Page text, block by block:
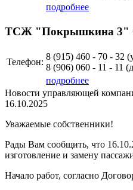
подробнее
ТСЖ "Покрышкина 3"
Телефон:
8 (915) 460 - 70 - 32
8 (906) 060 - 11 - 11
подробнее
Новости управляющей
16.10.2025
Уважаемые собственники!
Рады Вам сообщить, что
изготовление и замену
Начало работ, согласно